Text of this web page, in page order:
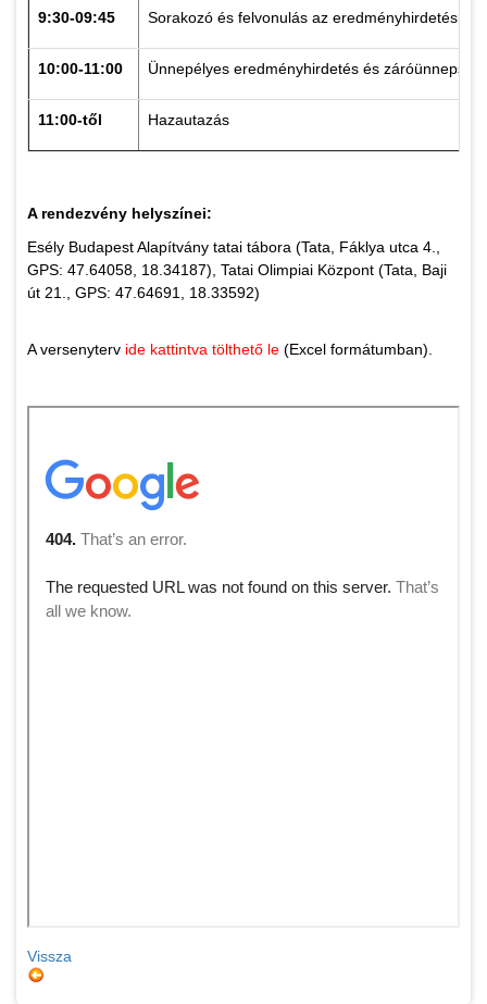
9:30-09:45 Sorakozó és felvonulás az eredményhirdetéshez
10:00-11:00 Ünnepélyes eredményhirdetés és záróünnepség
11:00-től Hazautazás
A rendezvény helyszínei:
Esély Budapest Alapítvány tatai tábora (Tata, Fáklya utca 4.,
GPS: 47.64058, 18.34187), Tatai Olimpiai Központ (Tata, Baji
út 21., GPS: 47.64691, 18.33592)
A versenyterv ide kattintva tölthető le (Excel formátumban).
Vissza